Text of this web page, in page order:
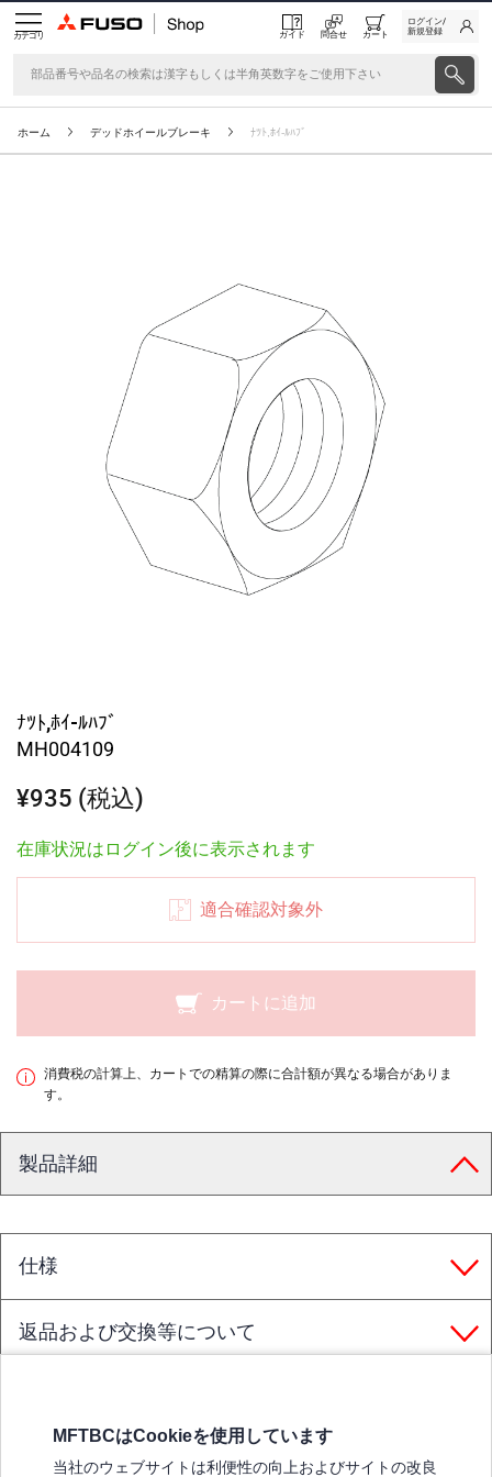
カテゴリ ガイド 問合せ カート
ログイン/
新規登録
ホーム デッドホイールブレーキ ﾅﾂﾄ,ﾎｲ-ﾙﾊﾌﾞ
ﾅﾂﾄ,ﾎｲ-ﾙﾊﾌﾞ
MH004109
¥935 (税込)
在庫状況はログイン後に表示されます
適合確認対象外
カートに追加
消費税の計算上、カートでの精算の際に合計額が異なる場合がありま
す。
製品詳細
仕様
返品および交換等について
MFTBCはCookieを使用しています
当社のウェブサイトは利便性の向上およびサイトの改良